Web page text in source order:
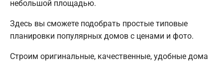
небольшой площадью.
Здесь вы сможете подобрать простые типовые
планировки популярных домов с ценами и фото.
Строим оригинальные, качественные, удобные дома